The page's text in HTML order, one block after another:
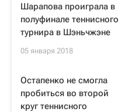
Шарапова проиграла в
полуфинале теннисного
турнира в Шэньчжэне
05 января 2018
Остапенко не смогла
пробиться во второй
круг теннисного